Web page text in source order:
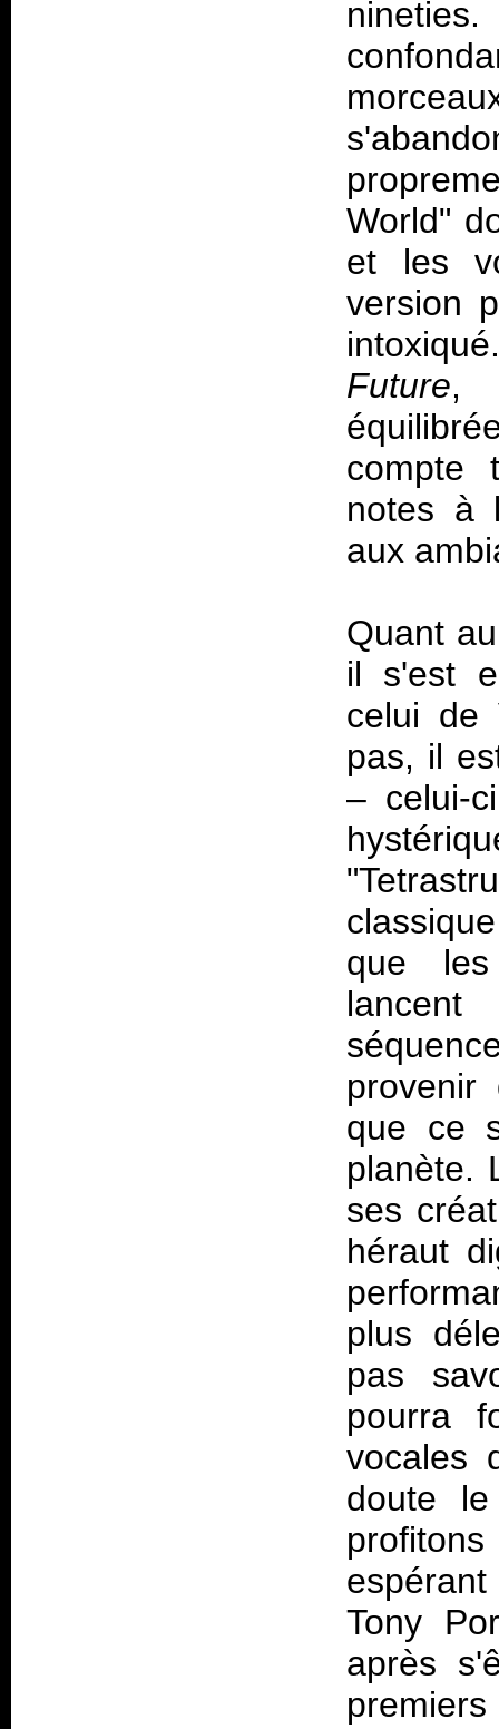
World"
et les
version
Future,
compte
notes à
aux
Quant
il s'est
celui de
pas, il
– celui-
que les
que ce
planète.
ses
héraut
plus
pas
pourra
vocales
doute
Tony
après